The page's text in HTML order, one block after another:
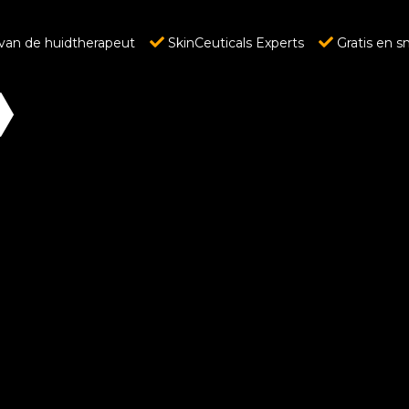
de huidtherapeut SkinCeuticals Experts Gratis en